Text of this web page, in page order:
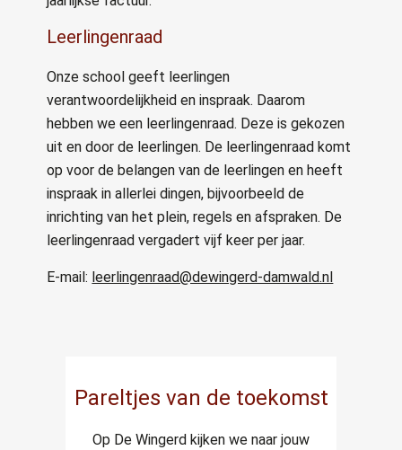
Leerlingenraad
Onze school geeft leerlingen
verantwoordelijkheid en inspraak. Daarom
hebben we een leerlingenraad. Deze is gekozen
uit en door de leerlingen. De leerlingenraad komt
op voor de belangen van de leerlingen en heeft
inspraak in allerlei dingen, bijvoorbeeld de
inrichting van het plein, regels en afspraken. De
leerlingenraad vergadert vijf keer per jaar.
E-mail: leerlingenraad@dewingerd-damwald.nl
Pareltjes van de toekomst
Op De Wingerd kijken we naar jouw